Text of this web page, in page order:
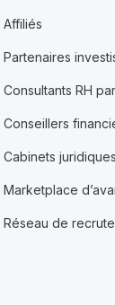
Affiliés
Partenaires
Consultants RH
Conseillers
Cabinets
Marketplace
Réseau de